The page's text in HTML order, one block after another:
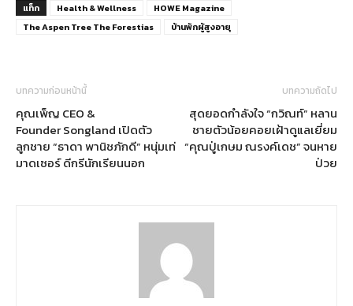
แท็ก Health & Wellness
HOWE Magazine
The Aspen Tree The Forestias
บ้านพักผู้สูงอายุ
บทความก่อนหน้านี้
คุณเพ็ญ CEO &
Founder Songland เปิดตัว
ลูกชาย “ธาดา พานิชภักดี” หนุ่มเท่
มาดเซอร์ ดีกรีนักเรียนนอก
บทความถัดไป
สุดยอดกำลังใจ “กวิณท์” หลาน
ชายตัวน้อยคอยเฝ้าดูแลเยี่ยม
“คุณปู่เกษม ณรงค์เดช” จนหาย
ป่วย